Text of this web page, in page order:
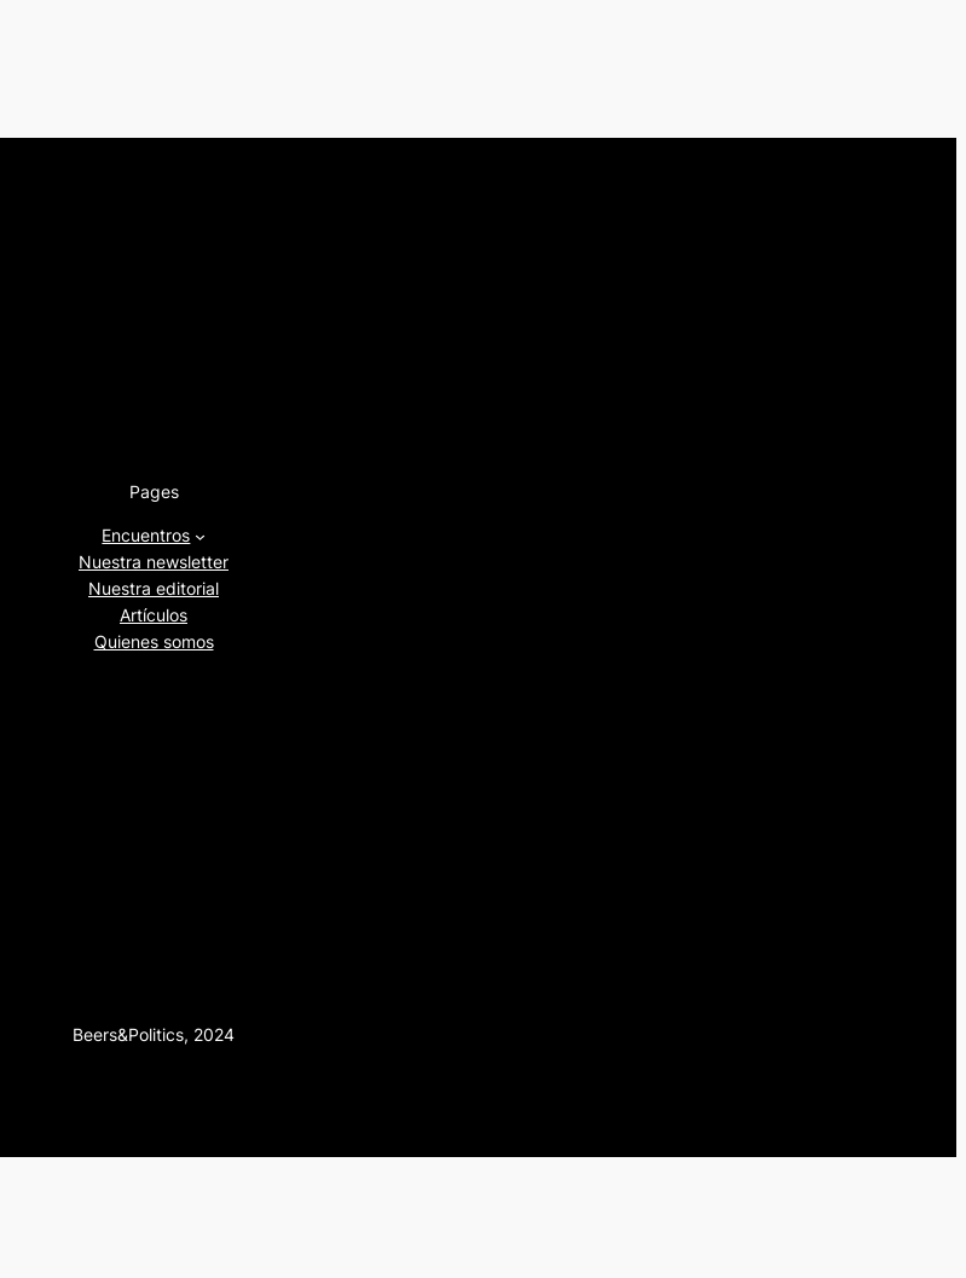
Pages
Encuentros
Nuestra newsletter
Nuestra editorial
Artículos
Quienes somos
Beers&Politics, 2024